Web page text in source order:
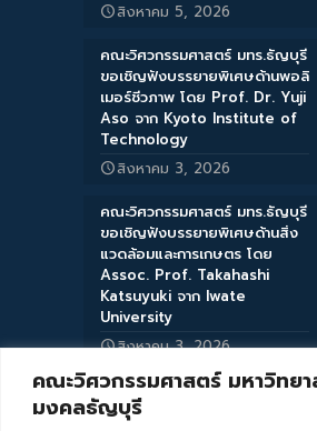
คณะวิศวกรรมศาสตร์ มหาวิทยา
มงคลธัญบุรี
สิงหาคม 5, 2026
คณะวิศวกรรมศาสตร์ มทร.ธัญบุรี
ขอเชิญฟังบรรยายพิเศษด้านพอลิ
เมอร์ชีวภาพ โดย Prof. Dr. Yuji
Aso จาก Kyoto Institute of
Technology
สิงหาคม 3, 2026
คณะวิศวกรรมศาสตร์ มทร.ธัญบุรี
ขอเชิญฟังบรรยายพิเศษด้านสิ่ง
แวดล้อมและการเกษตร โดย
Assoc. Prof. Takahashi
Katsuyuki จาก Iwate
University
สิงหาคม 3, 2026